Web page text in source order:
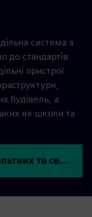
система з
до стандартів
пристрої
будівель, а
як школи та
Пошук партнерів для низьковольтних та середніх напруг